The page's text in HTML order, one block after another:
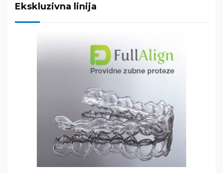
Ekskluzivna linija